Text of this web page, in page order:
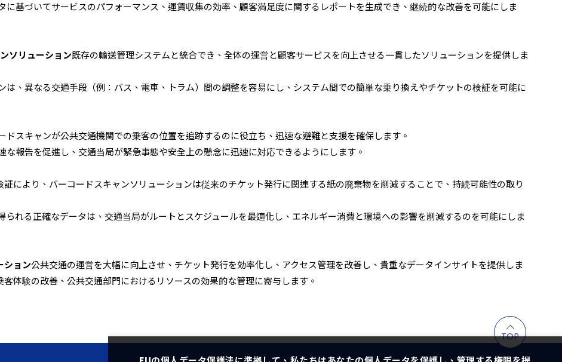
に基づいてサービスのパフォーマンス、運賃収集の効率、顧客満足度に関するレポートを生成でき、継続的な改善を可能にしま
ソリューション既存の輸送管理システムと統合でき、全体の運営と顧客サービスを向上させる一貫したソリューションを提供しま
は、異なる交通手段（例：バス、電車、トラム）間の調整を容易にし、システム間での簡単な乗り換えやチケットの検証を可能に
ドスキャンが公共交通機関での乗客の位置を追跡するのに役立ち、迅速な避難と支援を確保します。
な報告を促進し、交通当局が緊急事態や安全上の懸念に迅速に対応できるようにします。
により、バーコードスキャンソリューションは従来のチケット発行に関連する紙の廃棄物を削減することで、持続可能性の取り
られる正確なデータは、交通当局がルートとスケジュールを最適化し、エネルギー消費と環境への影響を削減するのを可能にしま
ション公共交通の運営を大幅に向上させ、チケット発行を効率化し、アクセス管理を改善し、貴重なデータインサイトを提供しま
体験の改善、公共交通部門におけるリソースの効果的な管理に寄与します。
TOP